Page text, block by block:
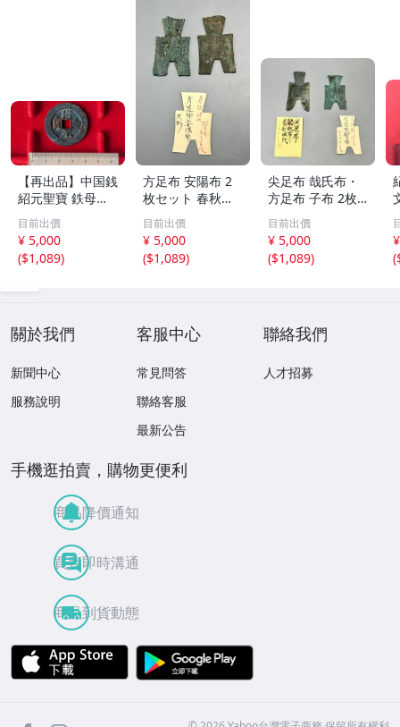
【再出品】中国銭
紹元聖寶 鉄母
銭？
目前出價
¥ 5,000
($1,089)
方足布 安陽布 2
枚セット 春秋戦
国時代 中国古代
銭貨 布貨 布幣 銅
銭 古銭 コレクシ
ョン 貨幣
目前出價
¥ 5,000
($1,089)
尖足布 哉氏布・
方足布 子布 2枚
セット 中国戦国
古銭 布幣 古銭 貨
布 貨幣
目前出價
¥ 5,000
($1,089)
(
關於我們
新聞中心
服務說明
客服中心
常見問答
聯絡客服
最新公告
聯絡我們
人才招募
手機逛拍賣，購物更便利
商品降價通知
買賣即時溝通
商品到貨動態
APP Store